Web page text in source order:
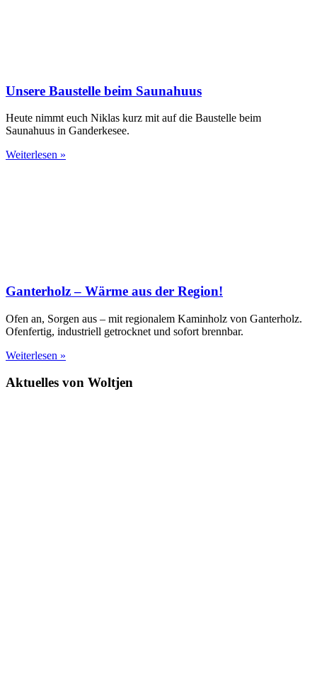
Unsere Baustelle beim Saunahuus
Heute nimmt euch Niklas kurz mit auf die Baustelle beim
Saunahuus in Ganderkesee.
Weiterlesen »
Ganterholz – Wärme aus der Region!
Ofen an, Sorgen aus – mit regionalem Kaminholz von Ganterholz.
Ofenfertig, industriell getrocknet und sofort brennbar.
Weiterlesen »
Aktuelles von Woltjen